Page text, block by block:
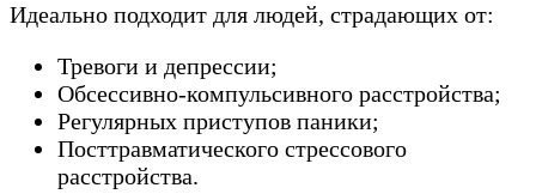
Идеально подходит для людей, страдающих от:
Тревоги и депрессии;
Обсессивно-компульсивного расстройства;
Регулярных приступов паники;
Посттравматического стрессового
расстройства.